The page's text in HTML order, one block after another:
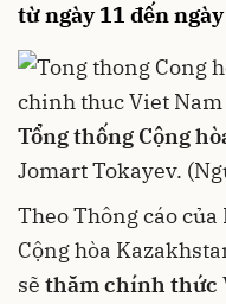
từ ngày 11 đến
Tổng thống Cộng
Jomart Tokayev.
Theo Thông cáo
Cộng hòa
sẽ thăm chính thức